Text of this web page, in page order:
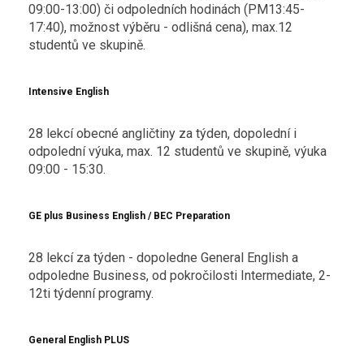
09:00-13:00) či odpoledních hodinách (PM13:45-
17:40), možnost výběru - odlišná cena), max.12
studentů ve skupině.
Intensive English
28 lekcí obecné angličtiny za týden, dopolední i
odpolední výuka, max. 12 studentů ve skupině, výuka
09:00 - 15:30.
GE plus Business English / BEC Preparation
28 lekcí za týden - dopoledne General English a
odpoledne Business, od pokročilosti Intermediate, 2-
12ti týdenní programy.
General English PLUS